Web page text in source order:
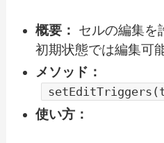
概要：
セルの編集を
初期状態では編集可
メソッド：
使い方：